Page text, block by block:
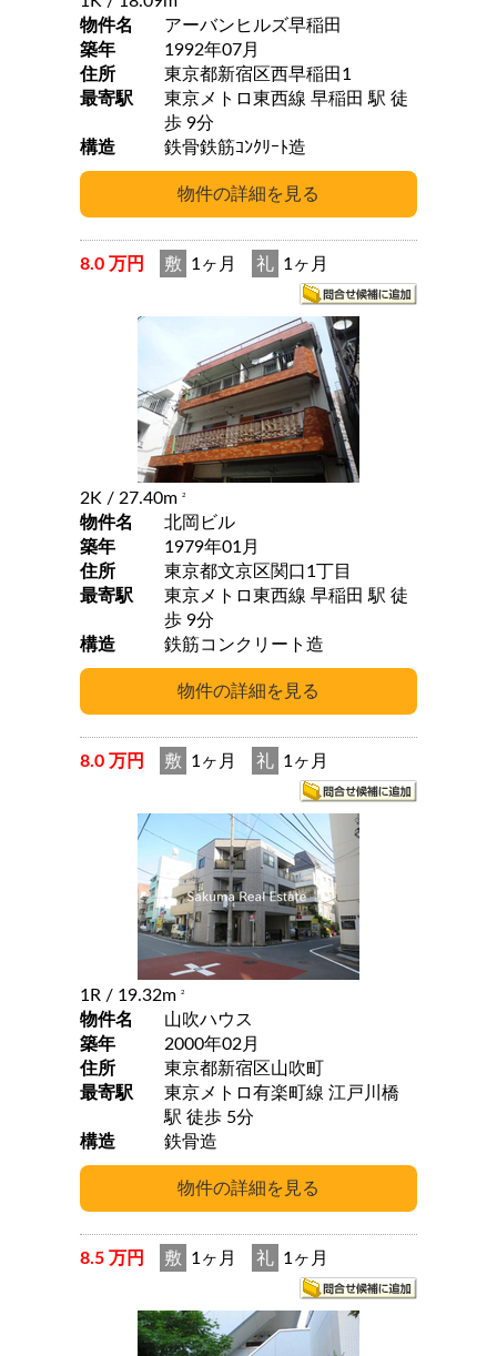
物件名
アーバンヒルズ早稲田
築年
1992年07月
住所
東京都新宿区西早稲田1
最寄駅
東京メトロ東西線 早稲田 駅 徒
歩 9分
構造
鉄骨鉄筋ｺﾝｸﾘｰﾄ造
8.0 万円 敷 1ヶ月 礼 1ヶ月
2K / 27.40m 2
物件名
北岡ビル
築年
1979年01月
住所
東京都文京区関口1丁目
最寄駅
東京メトロ東西線 早稲田 駅 徒
歩 9分
構造
鉄筋コンクリート造
8.0 万円 敷 1ヶ月 礼 1ヶ月
1R / 19.32m 2
物件名
山吹ハウス
築年
2000年02月
住所
東京都新宿区山吹町
最寄駅
東京メトロ有楽町線 江戸川橋
駅 徒歩 5分
構造
鉄骨造
8.5 万円 敷 1ヶ月 礼 1ヶ月